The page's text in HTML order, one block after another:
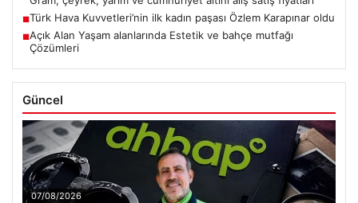
■Türk Hava Kuvvetleri’nin ilk kadın paşası Özlem Karapınar oldu
■Açık Alan Yaşam alanlarında Estetik ve bahçe mutfağı
Çözümleri
Güncel
07/08/2026